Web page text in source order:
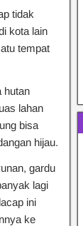
tidak
kota lain
tempat
hutan
lahan
bisa
hijau.
gardu
lagi
ini
ke